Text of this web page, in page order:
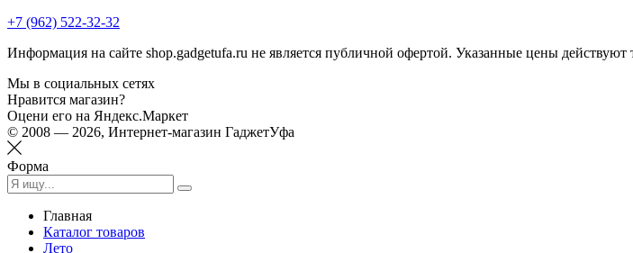
+7 (962) 522-32-32
Информация на сайте shop.gadgetufa.ru не является публичной офертой. Указанные цены действуют
Мы в социальных сетях
Нравится магазин?
Оцени его на Яндекс.Маркет
© 2008 — 2026, Интернет-магазин ГаджетУфа
Форма
Главная
Каталог товаров
Лето